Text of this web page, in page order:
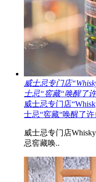
威士忌专门店
士忌“窖藏“唤醒了
威士忌专门店
士忌“窖藏“唤醒了
威士忌专门店
忌窖藏唤..